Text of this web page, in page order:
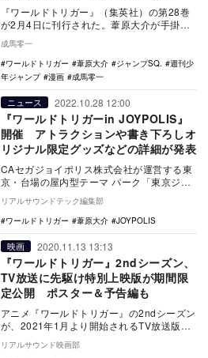
『ワールドトリガー』（集英社）の第28巻
が2月4日に刊行された。葦原大介が手掛け
2013…
成馬零一
ワールドトリガー
葦原大介 ジャンプSQ.
週刊少
年ジャンプ
漫画 成馬零一
ニュース 2022.10.28 12:00
『ワールドトリガーin JOYPOLIS』
開催 アトラクションや書き下ろしオ
リジナル限定グッズなどの詳細が発表
CAセガジョイポリス株式会社が運営する東
京・台場の屋内型テーマ パーク「東京ジョ
イポリス」は、TVアニメ『ワールト…
リアルサウンドテック編集部
ワールドトリガー
葦原大介 JOYPOLIS
映画 2020.11.13 13:13
『ワールドトリガー』2ndシーズン、
TV放送に先駆け特別上映版が期間限
定公開 ポスター＆予告編も
アニメ『ワールドトリガー』の2ndシーズン
が、2021年1月より開始されるTV放送版に
先がけ、『特別上映版』として12月25日
よ…
リアルサウンド映画部